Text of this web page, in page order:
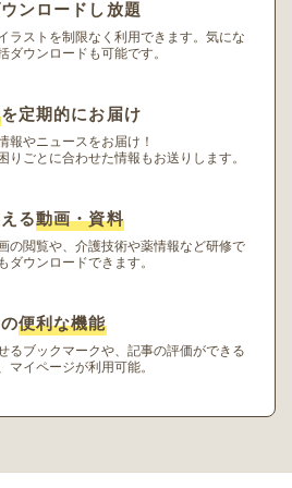
ンロードし放題
ラストを制限なく利用できます。 気にな
ダウンロードも可能です。
を定期的にお届け
報やニュースをお届け！
りごとに合わせた情報もお送りします。
る動画・資料
の閲覧や、介護技術や薬情報など研修で
ダウンロードできます。
便利な機能
るブックマークや、記事の評価ができる
マイページが利用可能。